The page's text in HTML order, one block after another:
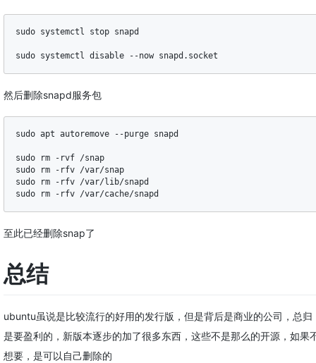
sudo systemctl stop snapd
sudo systemctl disable --now snapd.socket
然后删除snapd服务包
sudo apt autoremove --purge snapd
sudo rm -rvf /snap
sudo rm -rfv /var/snap
sudo rm -rfv /var/lib/snapd
sudo rm -rfv /var/cache/snapd
至此已经删除snap了
总结
ubuntu虽说是比较流行的好用的发行版，但是背后是商业的公司，总归
是要盈利的，新版本逐步的加了很多东西，这些不是那么的开源，如果
想要，是可以自己删除的